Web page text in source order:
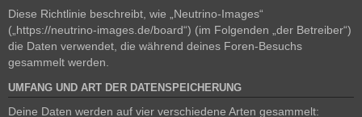
Diese Richtlinie beschreibt, wie „Neutrino-Images“
(„https://neutrino-images.de/board“) (im Folgenden „der Betreiber“)
die Daten verwendet, die während deines Foren-Besuchs
gesammelt werden.
UMFANG UND ART DER DATENSPEICHERUNG
Deine Daten werden auf vier verschiedene Arten gesammelt: